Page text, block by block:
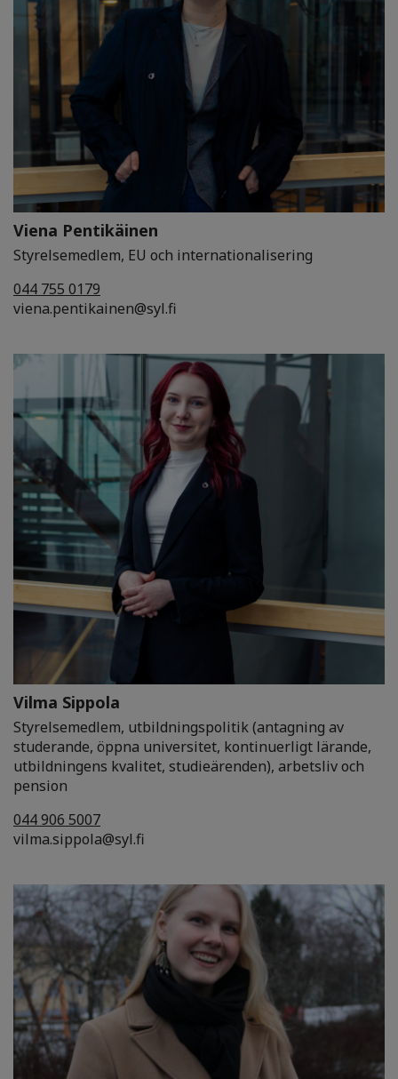
Viena Pentikäinen
Styrelsemedlem, EU och internationalisering
044 755 0179
viena.pentikainen@syl.fi
Vilma Sippola
Styrelsemedlem, utbildningspolitik (antagning av
studerande, öppna universitet, kontinuerligt lärande,
utbildningens kvalitet, studieärenden), arbetsliv och
pension
044 906 5007
vilma.sippola@syl.fi